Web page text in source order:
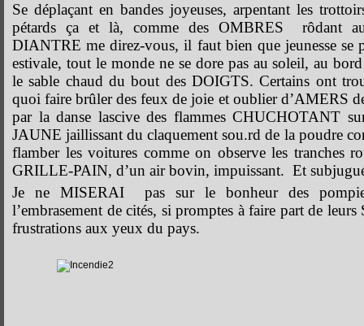
Se déplaçant en bandes joyeuses, arpentant les
pétards ça et là, comme des OMBRES rôdant
DIANTRE me direz-vous, il faut bien que jeunesse se
estivale, tout le monde ne se dore pas au soleil, au
le sable chaud du bout des DOIGTS. Certains ont
quoi faire brûler des feux de joie et oublier d’AMERS
par la danse lascive des flammes CHUCHOTANT
JAUNE jaillissant du claquement sou.rd de la poudre
flamber les voitures comme on observe les tranches
GRILLE-PAIN, d’un air bovin, impuissant. Et
Je ne MISERAI pas sur le bonheur des
l’embrasement de cités, si promptes à faire part de
frustrations aux yeux du pays.